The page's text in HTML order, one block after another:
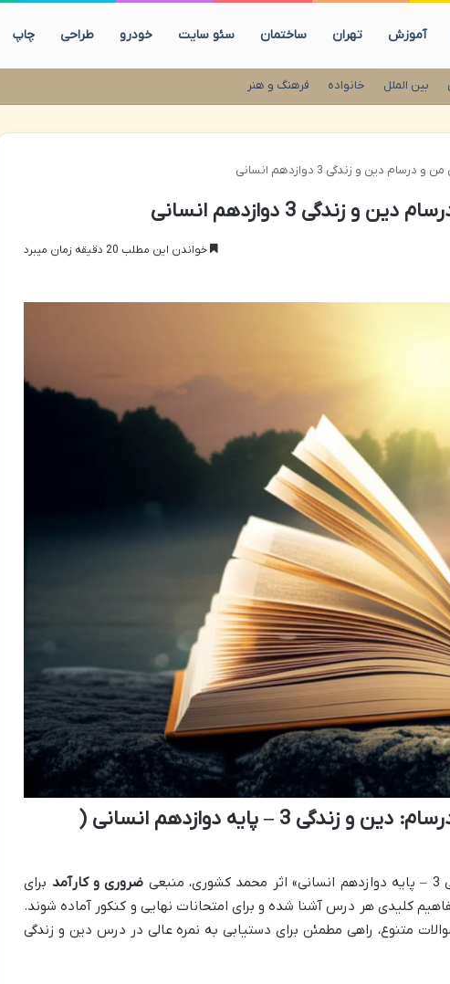
آموزش تهران ساختمان سئو سایت خودرو طراحی چاپ
بین الملل خانواده فرهنگ و هنر
دین و زندگی 3 دوازدهم انسانی
3 دوازدهم انسانی
خواندن این مطلب 20 دقیقه زمان میبرد
خلاصه کتاب ماجراهای من و درسام: دین و زندگی 3 – پایه دوازدهم انسانی (
ضروری و کارآمد برای
کلیدی هر درس آشنا شده و برای امتحانات نهایی و کنکور آماده شوند.
متنوع، راهی مطمئن برای دستیابی به نمره عالی در درس دین و زندگی